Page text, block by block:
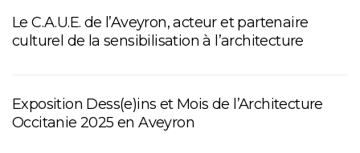
Le C.A.U.E. de l’Aveyron, acteur et partenaire
culturel de la sensibilisation à l’architecture
Exposition Dess(e)ins et Mois de l’Architecture
Occitanie 2025 en Aveyron